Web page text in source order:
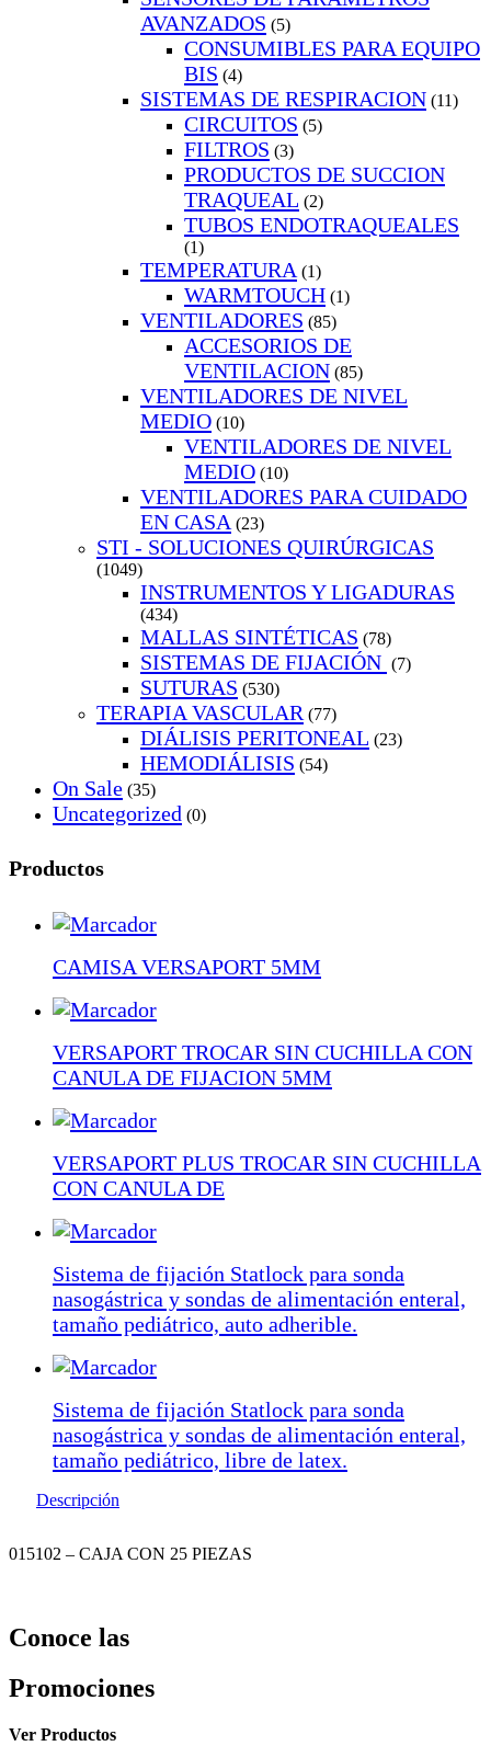
AVANZADOS (5)
CONSUMIBLES PARA EQUIPO
BIS (4)
SISTEMAS DE RESPIRACION (11)
CIRCUITOS (5)
FILTROS (3)
PRODUCTOS DE SUCCION
TRAQUEAL (2)
TUBOS ENDOTRAQUEALES
(1)
TEMPERATURA (1)
WARMTOUCH (1)
VENTILADORES (85)
ACCESORIOS DE
VENTILACION (85)
VENTILADORES DE NIVEL
MEDIO (10)
VENTILADORES DE NIVEL
MEDIO (10)
VENTILADORES PARA CUIDADO
EN CASA (23)
STI - SOLUCIONES QUIRÚRGICAS
(1049)
INSTRUMENTOS Y LIGADURAS
(434)
MALLAS SINTÉTICAS (78)
SISTEMAS DE FIJACIÓN (7)
SUTURAS (530)
TERAPIA VASCULAR (77)
DIÁLISIS PERITONEAL (23)
HEMODIÁLISIS (54)
On Sale (35)
Uncategorized (0)
Productos
CAMISA VERSAPORT 5MM
VERSAPORT TROCAR SIN CUCHILLA CON
CANULA DE FIJACION 5MM
VERSAPORT PLUS TROCAR SIN CUCHILLA
CON CANULA DE
Sistema de fijación Statlock para sonda
nasogástrica y sondas de alimentación enteral,
tamaño pediátrico, auto adherible.
Sistema de fijación Statlock para sonda
nasogástrica y sondas de alimentación enteral,
tamaño pediátrico, libre de latex.
Descripción
015102 – CAJA CON 25 PIEZAS
Conoce las
Promociones
Ver Productos